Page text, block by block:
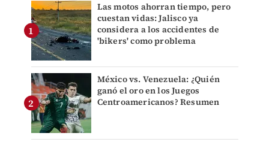
Las motos ahorran tiempo, pero
cuestan vidas: Jalisco ya
considera a los accidentes de
'bikers' como problema
México vs. Venezuela: ¿Quién
ganó el oro en los Juegos
Centroamericanos? Resumen